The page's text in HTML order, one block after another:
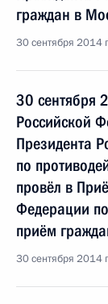
граждан в
30 сентября 2014
30 сентября
Российской
Президента
по
провёл в
Федерации
приём
30 сентября 2014